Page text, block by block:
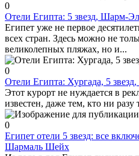
0
Отели Египта: 5 звезд, Шарм-
Египет уже не первое
всех стран. Здесь можно не
великолепных пляжах, но и...
0
Отели Египта: Хургада, 5
Этот курорт не нуждается в
известен, даже тем, кто ни
0
Египет отели 5 звезд: все
Шармаль Шейх